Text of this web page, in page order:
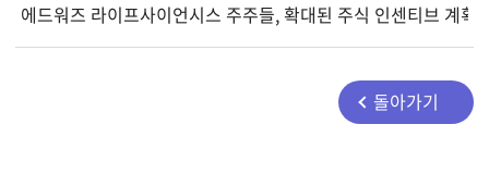
에드워즈 라이프사이언시스 주주들, 확대된 주식 인센티브 계획
돌아가기